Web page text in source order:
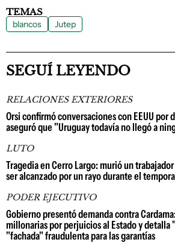
TEMAS
blancos Jutep
SEGUÍ LEYENDO
RELACIONES EXTERIORES
Orsi confirmó conversaciones con EEUU por
aseguró que "Uruguay todavía no llegó a
LUTO
Tragedia en Cerro Largo: murió un
ser alcanzado por un rayo durante el
PODER EJECUTIVO
Gobierno presentó demanda contra
millonarias por perjuicios al Estado y detalla
"fachada" fraudulenta para las garantías